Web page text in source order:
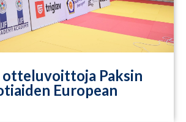
Paksin
European